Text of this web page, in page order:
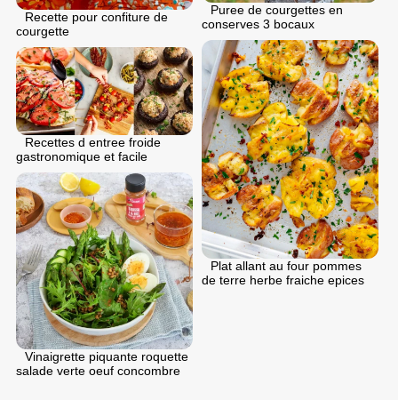
Puree de courgettes en
conserves 3 bocaux
Recette pour confiture de
courgette
Plat allant au four pommes
de terre herbe fraiche epices
Recettes d entree froide
gastronomique et facile
Vinaigrette piquante roquette
salade verte oeuf concombre